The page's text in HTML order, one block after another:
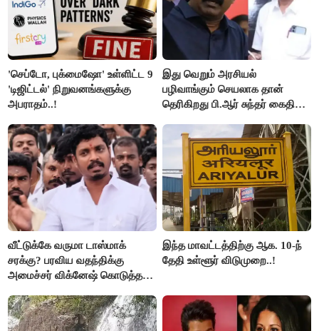
'செப்டோ, புக்மைஷோ' உள்ளிட்ட 9
'டிஜிட்டல்' நிறுவனங்களுக்கு
அபராதம்..!
இது வெறும் அரசியல்
பழிவாங்கும் செயலாக தான்
தெரிகிறது பி.ஆர் சுந்தர் கைதிற்கு
வீட்டுக்கே வருமா டாஸ்மாக்
சரக்கு? பரவிய வதந்திக்கு
அமைச்சர் விக்னேஷ் கொடுத்த
இந்த மாவட்டத்திற்கு ஆக. 10-ந்
தேதி உள்ளூர் விடுமுறை..!